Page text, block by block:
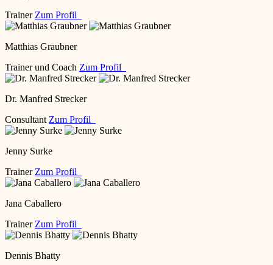
Trainer Zum Profil
Matthias Graubner
Trainer und Coach Zum Profil
Dr. Manfred Strecker
Consultant Zum Profil
Jenny Surke
Trainer Zum Profil
Jana Caballero
Trainer Zum Profil
Dennis Bhatty